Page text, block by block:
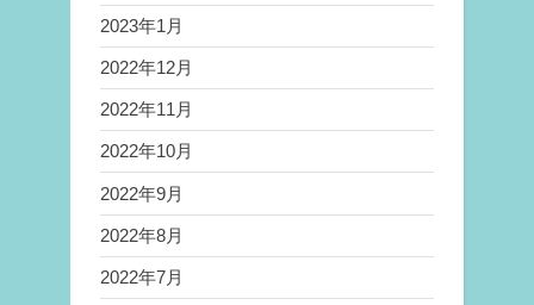
2023年1月
2022年12月
2022年11月
2022年10月
2022年9月
2022年8月
2022年7月